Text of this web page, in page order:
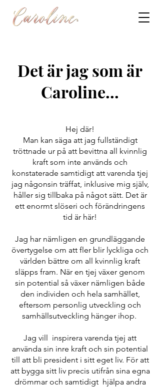
Det är jag som är
Caroline...
Hej där!
Man kan säga att jag fullständigt
tröttnade ur på att bevittna all kvinnlig
kraft som inte används och
konstaterade samtidigt att varenda tjej
jag någonsin träffat, inklusive mig själv,
håller sig tillbaka på något sätt. Det är
ett enormt slöseri och förändringens
tid är här!
Jag har nämligen en grundläggande
övertygelse om att fler blir lyckliga och
världen bättre om all kvinnlig kraft
släpps fram. När en tjej växer genom
sin potential så växer nämligen både
den individen och hela samhället,
eftersom personlig utveckling och
samhällsutveckling hänger ihop.
Jag vill inspirera varenda tjej att
använda sin inre kraft och sin potential
till att bli president i sitt eget liv. För att
att bygga sitt liv precis utifrån sina egna
drömmar och samtidigt hjälpa andra